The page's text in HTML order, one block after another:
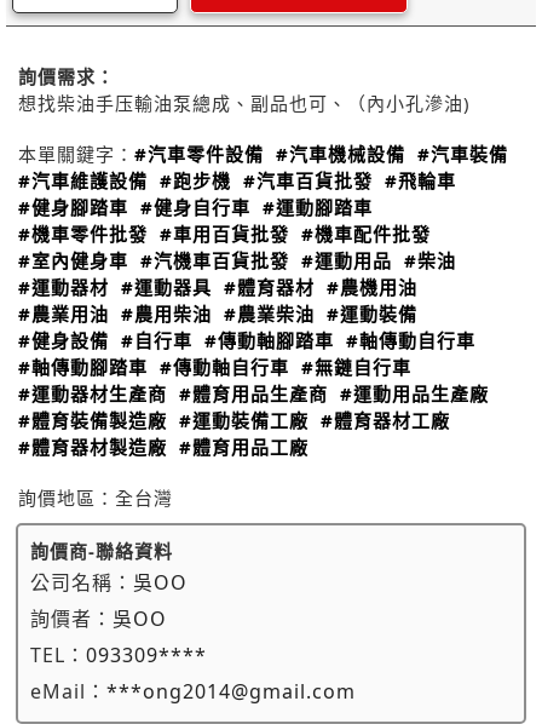
詢價需求：
想找柴油手压輸油泵總成、副品也可、（內小孔滲油)
本單關鍵字： #汽車零件設備 #汽車機械設備 #汽車裝備
#汽車維護設備 #跑步機 #汽車百貨批發 #飛輪車
#健身腳踏車 #健身自行車 #運動腳踏車
#機車零件批發 #車用百貨批發 #機車配件批發
#室內健身車 #汽機車百貨批發 #運動用品 #柴油
#運動器材 #運動器具 #體育器材 #農機用油
#農業用油 #農用柴油 #農業柴油 #運動裝備
#健身設備 #自行車 #傳動軸腳踏車 #軸傳動自行車
#軸傳動腳踏車 #傳動軸自行車 #無鏈自行車
#運動器材生產商 #體育用品生產商 #運動用品生產廠
#體育裝備製造廠 #運動裝備工廠 #體育器材工廠
#體育器材製造廠 #體育用品工廠
詢價地區： 全台灣
詢價商-聯絡資料
公司名稱： 吳OO
詢價者： 吳OO
TEL： 093309****
eMail： ***ong2014@gmail.com